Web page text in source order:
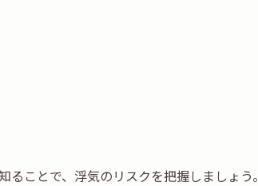
ことで、浮気のリスクを把握しましょう。